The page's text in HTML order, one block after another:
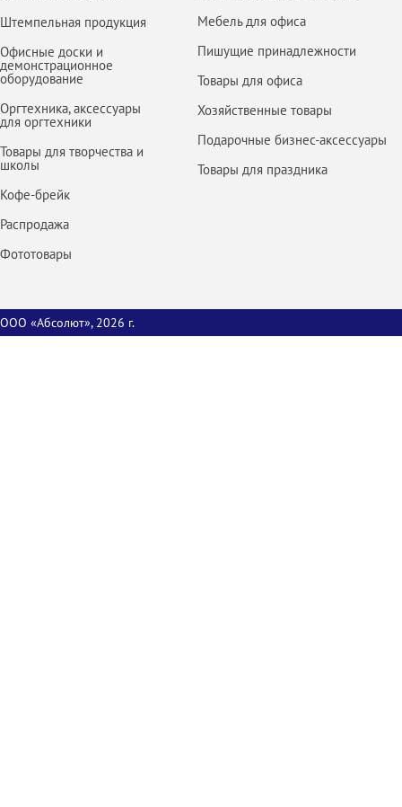
Штемпельная продукция
Офисные доски и
демонстрационное
оборудование
Оргтехника, аксессуары
для оргтехники
Товары для творчества и
школы
Кофе-брейк
Распродажа
Фототовары
Мебель для офиса
Пишущие принадлежности
Товары для офиса
Хозяйственные товары
Подарочные бизнес-аксессуары
Товары для праздника
ООО «Абсолют», 2026 г.